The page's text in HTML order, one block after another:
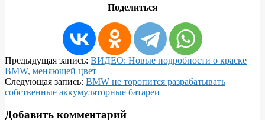
Поделиться
2022-
01-
13
Предыдущая запись: ВИДЕО: Новые подробности о краске
BMW, меняющей цвет
Следующая запись: BMW не торопится разрабатывать
собственные аккумуляторные батареи
Добавить комментарий